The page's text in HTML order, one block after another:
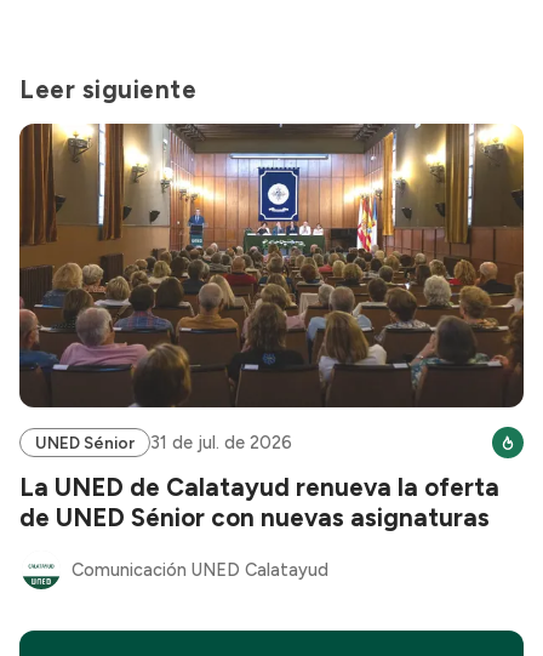
Leer siguiente
UNED Sénior 31 de jul. de 2026
La UNED de Calatayud renueva la oferta
de UNED Sénior con nuevas asignaturas
Comunicación UNED Calatayud